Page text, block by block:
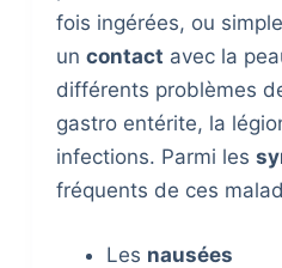
fois ingérées, ou
un contact avec la
différents problèmes
gastro entérite, la
infections. Parmi les
fréquents de ces
Les nausées